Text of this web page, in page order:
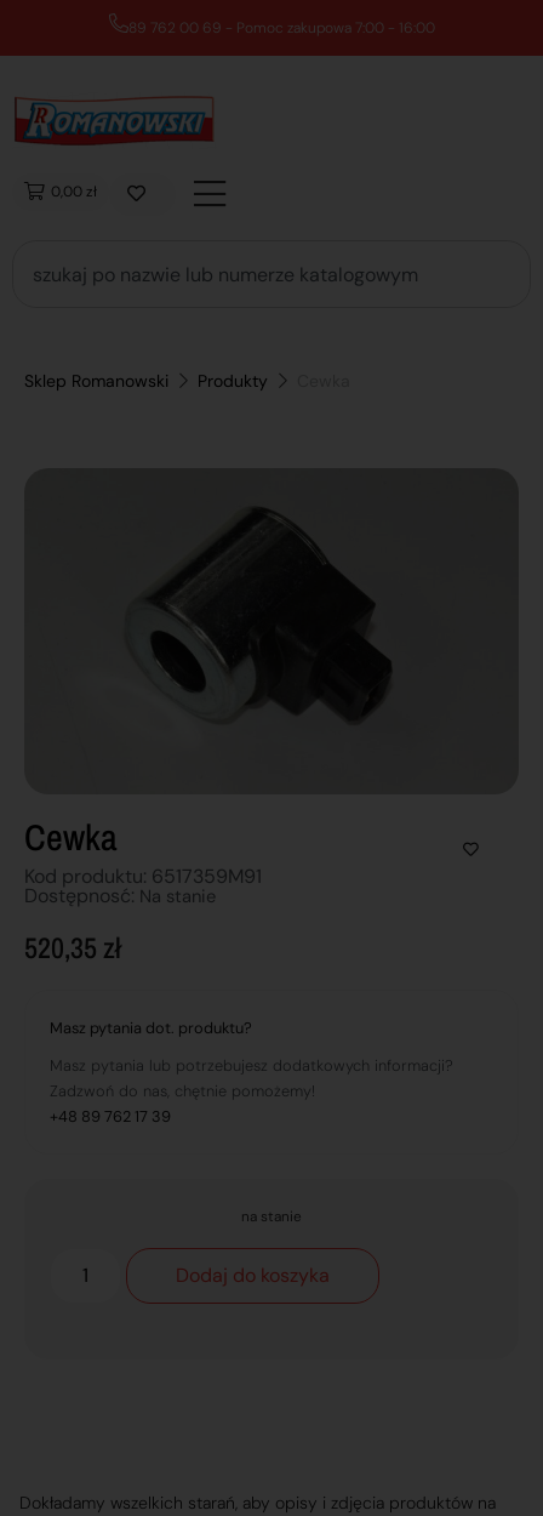
89 762 00 69 - Pomoc zakupowa 7:00 - 16:00
0,00 zł
Sklep Romanowski Produkty
Cewka
Kod produktu: 6517359M91
Dostępnosć: Na stanie
520,35 zł
Masz pytania dot. produktu?
Masz pytania lub potrzebujesz dodatkowych informacji?
Zadzwoń do nas, chętnie pomożemy!
+48 89 762 17 39
na stanie
Dodaj do koszyka
Dokładamy wszelkich starań, aby opisy i zdjęcia produktów na